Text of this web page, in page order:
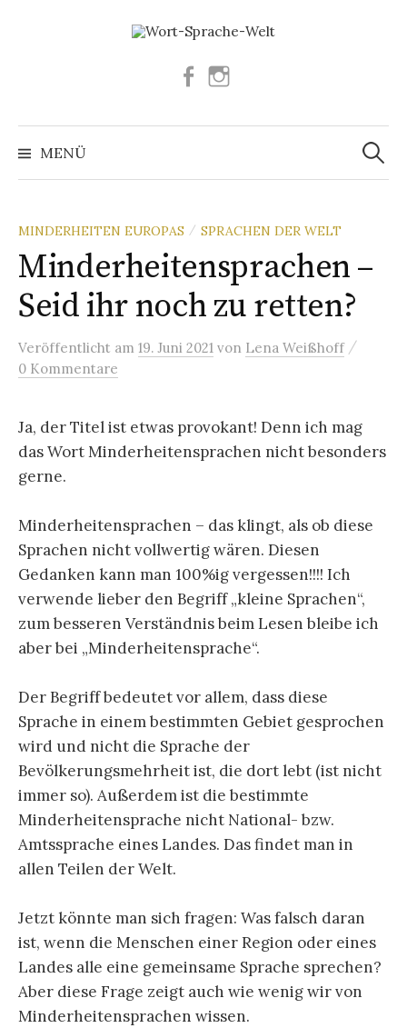
Facebook
MENÜ
Suchen
nach:
MINDERHEITEN EUROPAS / SPRACHEN DER WELT
Minderheitensprachen –
Seid ihr noch zu retten?
Veröffentlicht am 19. Juni 2021 von Lena Weißhoff /
0 Kommentare
Ja, der Titel ist etwas provokant! Denn ich mag
das Wort Minderheitensprachen nicht besonders
gerne.
Minderheitensprachen – das klingt, als ob diese
Sprachen nicht vollwertig wären. Diesen
Gedanken kann man 100%ig vergessen!!!! Ich
verwende lieber den Begriff „kleine Sprachen“,
zum besseren Verständnis beim Lesen bleibe ich
aber bei „Minderheitensprache“.
Der Begriff bedeutet vor allem, dass diese
Sprache in einem bestimmten Gebiet gesprochen
wird und nicht die Sprache der
Bevölkerungsmehrheit ist, die dort lebt (ist nicht
immer so). Außerdem ist die bestimmte
Minderheitensprache nicht National- bzw.
Amtssprache eines Landes. Das findet man in
allen Teilen der Welt.
Jetzt könnte man sich fragen: Was falsch daran
ist, wenn die Menschen einer Region oder eines
Landes alle eine gemeinsame Sprache sprechen?
Aber diese Frage zeigt auch wie wenig wir von
Minderheitensprachen wissen.